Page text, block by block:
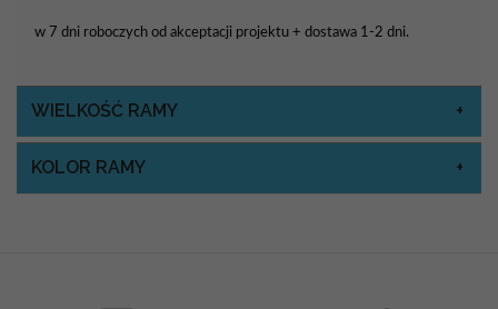
w 7 dni roboczych od akceptacji projektu + dostawa 1-2 dni.
WIELKOŚĆ RAMY
KOLOR RAMY